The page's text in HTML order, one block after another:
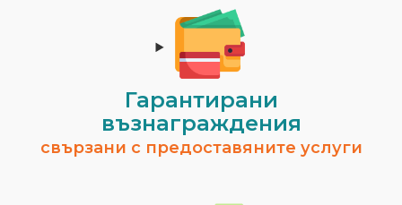
Гарантирани
възнаграждения
свързани с предоставяните услуги